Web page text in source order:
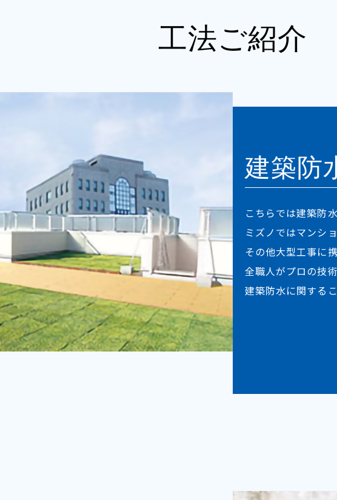
工法ご紹介
建築防
こちらでは建築防
ミズノではマンシ
その他大型工事に
全職人がプロの技
建築防水に関する